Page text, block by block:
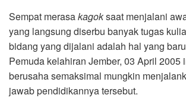
Sempat merasakagoksaat menjalani
yang langsung diserbu banyak tugas
bidang yang dijalani adalah hal yang
Pemuda kelahiran Jember, 03 April 2005
berusaha semaksimal mungkin
jawab pendidikannya tersebut.